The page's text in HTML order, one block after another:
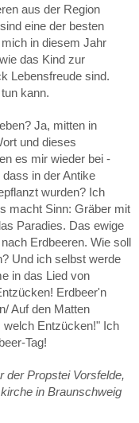
aus der Region
eine der besten
in diesem Jahr
das Kind zur
Lebensfreude sind.
kann.
Ja, mitten in
und dieses
es mir wieder bei -
in der Antike
wurden? Ich
macht Sinn: Gräber mit
Paradies. Das ewige
Erdbeeren. Wie soll
Und ich selbst werde
in das Lied von
Erdbeer'n
Auf den Matten
welch Entzücken!" Ich
Tag!
der Propstei Vorsfelde,
in Braunschweig